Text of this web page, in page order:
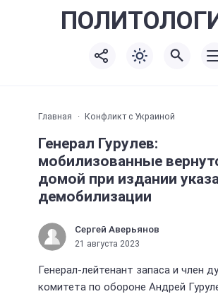
ПОЛИТО
Главная Конфликт с Украиной
Генерал Гурулев:
мобилизованные
домой при издании
демобилизации
Сергей Аверьянов
21 августа 2023
Генерал-лейтенант запаса и член
комитета по обороне Андрей